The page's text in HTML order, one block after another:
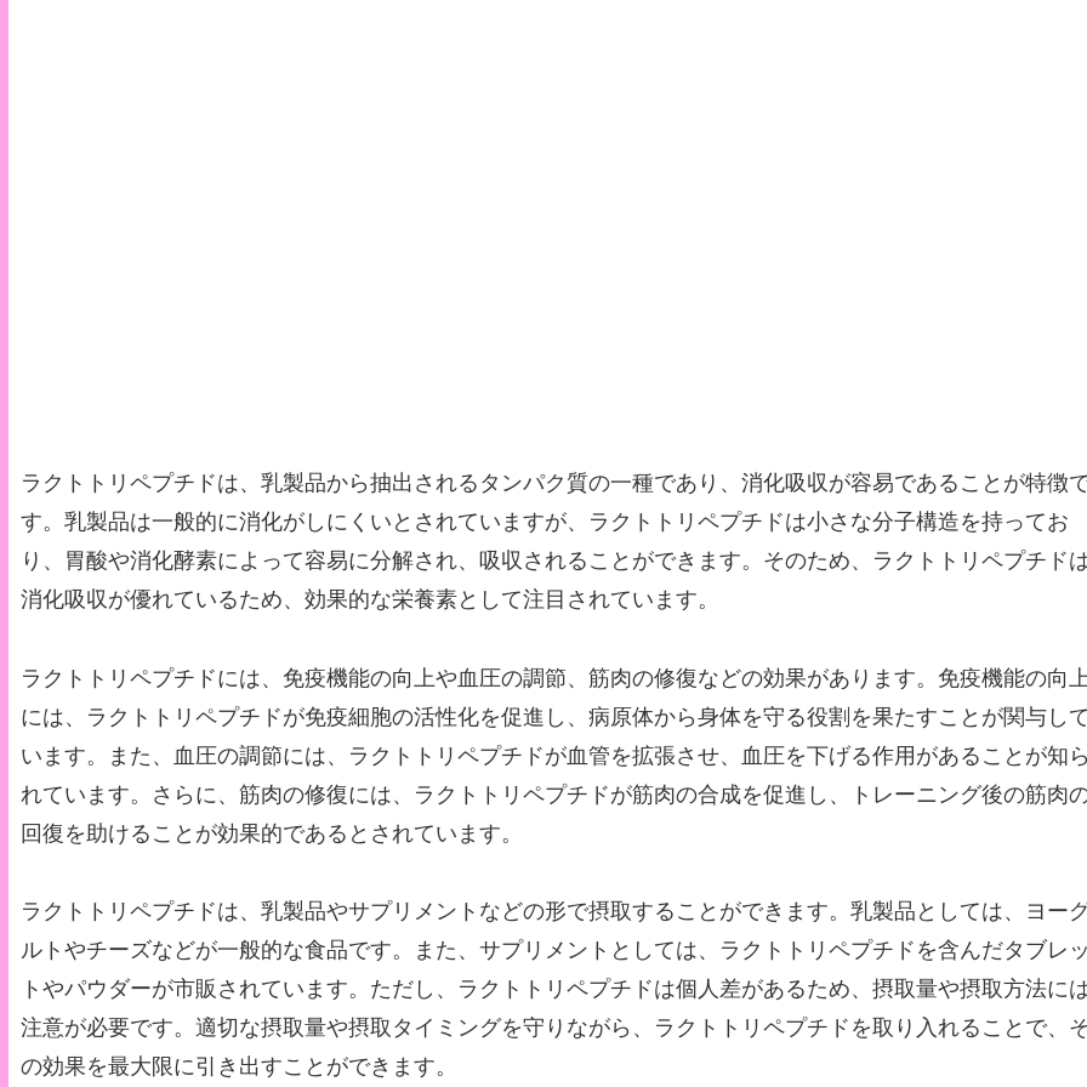
ラクトトリペプチドは、乳製品から抽出されるタンパク質の一種であり、消化吸収が容易であることが特徴
す。乳製品は一般的に消化がしにくいとされていますが、ラクトトリペプチドは小さな分子構造を持ってお
り、胃酸や消化酵素によって容易に分解され、吸収されることができます。そのため、ラクトトリペプチド
消化吸収が優れているため、効果的な栄養素として注目されています。
ラクトトリペプチドには、免疫機能の向上や血圧の調節、筋肉の修復などの効果があります。免疫機能の向
には、ラクトトリペプチドが免疫細胞の活性化を促進し、病原体から身体を守る役割を果たすことが関与し
います。また、血圧の調節には、ラクトトリペプチドが血管を拡張させ、血圧を下げる作用があることが知
れています。さらに、筋肉の修復には、ラクトトリペプチドが筋肉の合成を促進し、トレーニング後の筋肉
回復を助けることが効果的であるとされています。
ラクトトリペプチドは、乳製品やサプリメントなどの形で摂取することができます。乳製品としては、ヨー
ルトやチーズなどが一般的な食品です。また、サプリメントとしては、ラクトトリペプチドを含んだタブレ
トやパウダーが市販されています。ただし、ラクトトリペプチドは個人差があるため、摂取量や摂取方法に
注意が必要です。適切な摂取量や摂取タイミングを守りながら、ラクトトリペプチドを取り入れることで、
の効果を最大限に引き出すことができます。